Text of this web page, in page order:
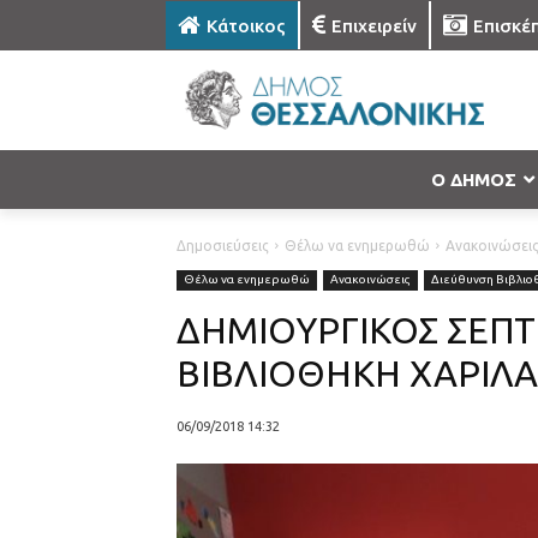
Κάτοικος Επιχειρείν
Ο ΔΗΜΟΣ
Δημοσιεύσεις Θέλω να ενημερωθώ Ανακοινώσεις
Θέλω να ενημερωθώ Ανακοινώσεις Διεύθυνση
ΔΗΜΙΟΥΡΓΙΚΟΣ
ΒΙΒΛΙΟΘΗΚΗ
06/09/2018 14:32